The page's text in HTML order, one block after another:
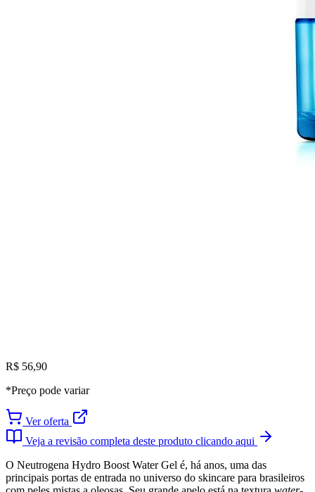
R$ 56,90
*Preço pode variar
Ver oferta
Veja a revisão completa deste produto clicando aqui
O Neutrogena Hydro Boost Water Gel é, há anos, uma das
principais portas de entrada no universo do skincare para brasileiros